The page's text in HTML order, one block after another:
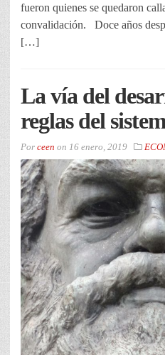
fueron quienes se quedaron
convalidación. Doce años
[…]
La vía del
reglas del
Por ceen on 16 enero, 2019